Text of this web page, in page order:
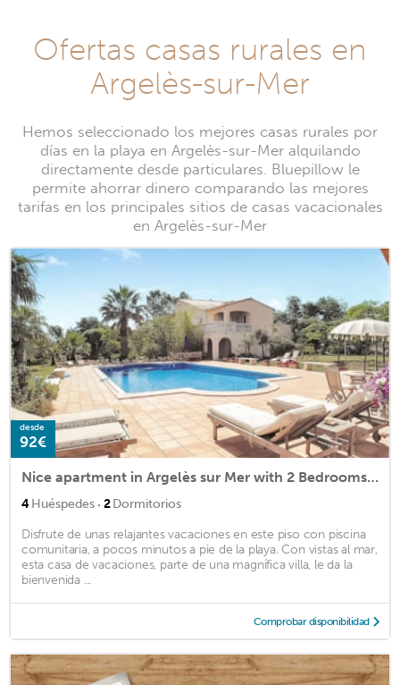
Ofertas casas rurales en
Argelès-sur-Mer
Hemos seleccionado los mejores casas rurales por
días en la playa en Argelès-sur-Mer alquilando
directamente desde particulares. Bluepillow le
permite ahorrar dinero comparando las mejores
tarifas en los principales sitios de casas vacacionales
en Argelès-sur-Mer
desde
92€
Nice apartment in Argelès sur Mer with 2 Bedrooms and WiFi
4Huéspedes · 2Dormitorios
Disfrute de unas relajantes vacaciones en este piso con piscina
comunitaria, a pocos minutos a pie de la playa. Con vistas al mar,
esta casa de vacaciones, parte de una magnífica villa, le da la
bienvenida ...
Comprobar disponibilidad